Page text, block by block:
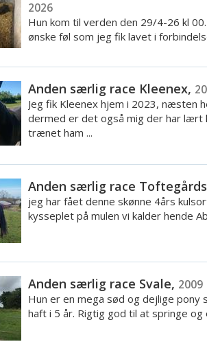
2026
Hun kom til verden den 29/4-26 kl
ønske føl som jeg fik lavet i
Anden særlig race Kleenex,
Jeg fik Kleenex hjem i 2023, næsten
dermed er det også mig der har lært
trænet ham ...
Anden særlig race
jeg har fået denne skønne 4års
kysseplet på mulen vi kalder hende
Anden særlig race Svale, 2009
Hun er en mega sød og dejlige pony
haft i 5 år. Rigtig god til at springe og